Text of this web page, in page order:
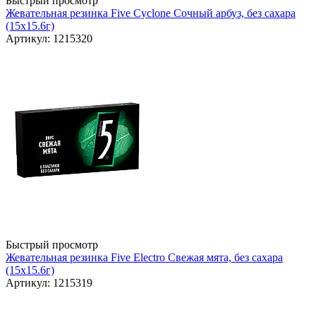
Жевательная резинка Five Cyclone Сочный арбуз, без сахара
(15x15.6г)
Артикул: 1215320
Быстрый просмотр
Жевательная резинка Five Electro Свежая мята, без сахара
(15x15.6г)
Артикул: 1215319